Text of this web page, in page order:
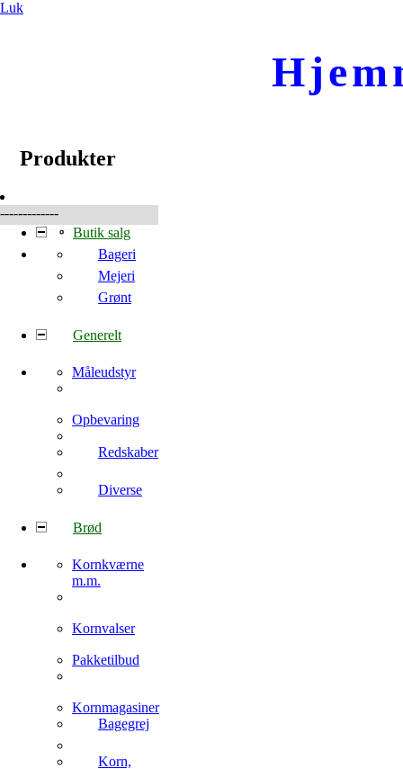
Luk
Produkter
-------------
Butik salg
Bageri
Mejeri
Grønt
Generelt
Måleudstyr
Opbevaring
Redskaber
Diverse
Brød
Kornkværne
m.m.
Kornvalser
Pakketilbud
Kornmagasiner
Bagegrej
Korn,